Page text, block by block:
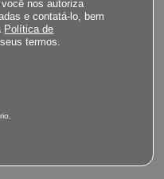
nos autoriza
e contatá-lo, bem
Política de
termos.